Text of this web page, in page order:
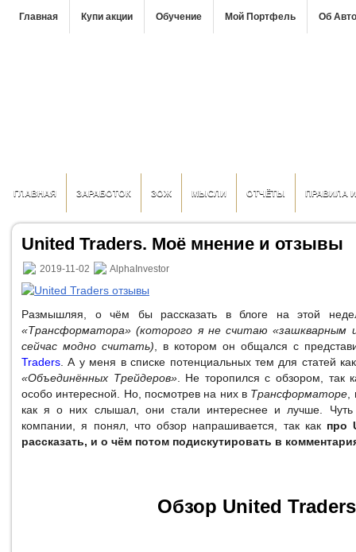
Главная Купи акции Обучение Мой Портфель Об
ГЛАВНАЯ ЗАРАБОТОК ЗОЖ МЫСЛИ ОТЧЁТЫ ПРАВИЛА
United Traders. Моё мнение и отзывы
2019-11-02 AlphaInvestor
Размышляя, о чём бы рассказать в блоге на этой
«Трансформатора» (которого я не считаю «зашкварным
сейчас модно считать) , в котором он общался с
Traders . А у меня в списке потенциальных тем для статей
«Объединённых Трейдеров». Не торопился с обзором, так
особо интересной. Но, посмотрев на них в Трансформаторе
как я о них слышал, они стали интереснее и лучше. Чуть
компании, я понял, что обзор напрашивается, так как про
рассказать, и о чём потом подискутировать в
Обзор United Traders